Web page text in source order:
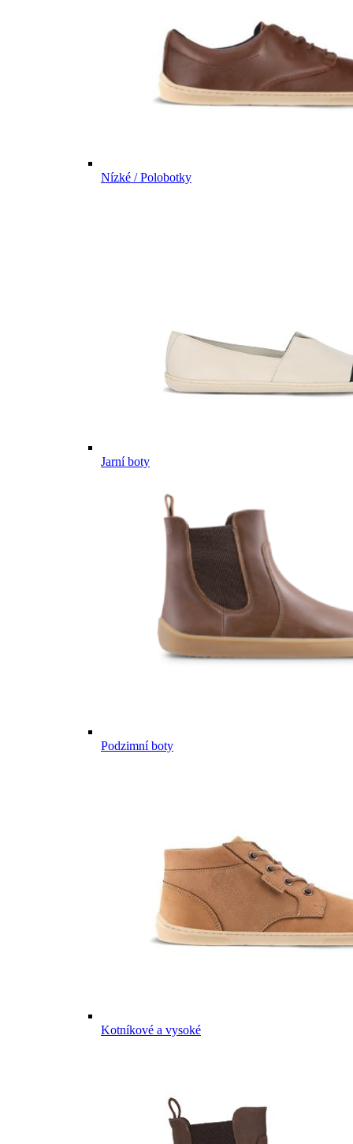
Nízké / Polobotky
Jarní boty
Podzimní boty
Kotníkové a vysoké